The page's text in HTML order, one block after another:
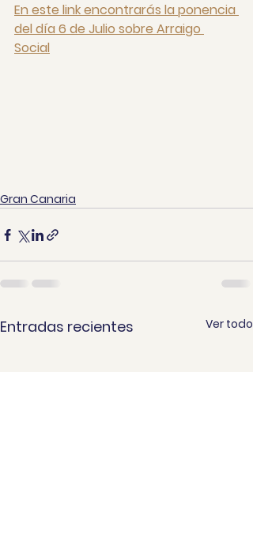
En este link encontrarás la ponencia
del día 6 de Julio sobre Arraigo
Social
Gran Canaria
Entradas recientes Ver todo